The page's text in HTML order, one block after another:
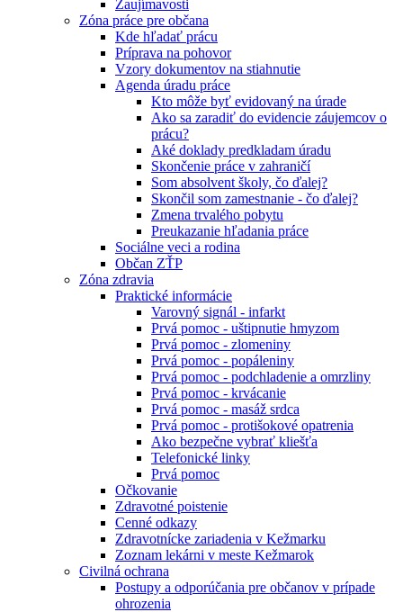
Zaujímavosti
Zóna práce pre občana
Kde hľadať prácu
Príprava na pohovor
Vzory dokumentov na stiahnutie
Agenda úradu práce
Kto môže byť evidovaný na úrade
Ako sa zaradiť do evidencie záujemcov o
prácu?
Aké doklady predkladam úradu
Skončenie práce v zahraničí
Som absolvent školy, čo ďalej?
Skončil som zamestnanie - čo ďalej?
Zmena trvalého pobytu
Preukazanie hľadania práce
Sociálne veci a rodina
Občan ZŤP
Zóna zdravia
Praktické informácie
Varovný signál - infarkt
Prvá pomoc - uštipnutie hmyzom
Prvá pomoc - zlomeniny
Prvá pomoc - popáleniny
Prvá pomoc - podchladenie a omrzliny
Prvá pomoc - krvácanie
Prvá pomoc - masáž srdca
Prvá pomoc - protišokové opatrenia
Ako bezpečne vybrať kliešťa
Telefonické linky
Prvá pomoc
Očkovanie
Zdravotné poistenie
Cenné odkazy
Zdravotnícke zariadenia v Kežmarku
Zoznam lekárni v meste Kežmarok
Civilná ochrana
Postupy a odporúčania pre občanov v prípade
ohrozenia